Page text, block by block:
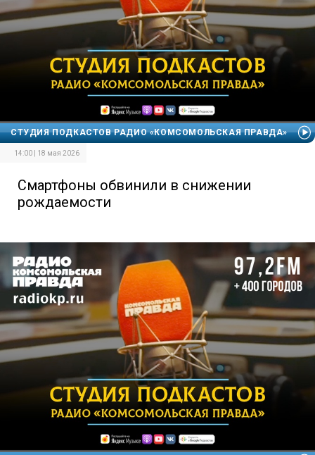
СТУДИЯ ПОДКАСТОВ РАДИО «КОМСОМОЛЬСКАЯ ПРАВДА»
14:00 | 18 мая 2026
Смартфоны обвинили в снижении
рождаемости